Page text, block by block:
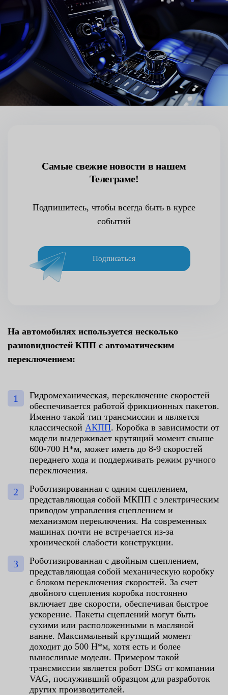
Самые свежие новости в нашем
Телеграме!
Подпишитесь, чтобы всегда быть в курсе
событий
Подписаться
На автомобилях используется несколько
разновидностей КПП с автоматическим
переключением:
Гидромеханическая, переключение скоростей
обеспечивается работой фрикционных пакетов.
Именно такой тип трансмиссии и является
классической АКПП. Коробка в зависимости от
модели выдерживает крутящий момент свыше
600-700 Н*м, может иметь до 8-9 скоростей
переднего хода и поддерживать режим ручного
переключения.
Роботизированная с одним сцеплением,
представляющая собой МКПП с электрическим
приводом управления сцеплением и
механизмом переключения. На современных
машинах почти не встречается из-за
хронической слабости конструкции.
Роботизированная с двойным сцеплением,
представляющая собой механическую коробку
с блоком переключения скоростей. За счет
двойного сцепления коробка постоянно
включает две скорости, обеспечивая быстрое
ускорение. Пакеты сцеплений могут быть
сухими или расположенными в масляной
ванне. Максимальный крутящий момент
доходит до 500 Н*м, хотя есть и более
выносливые модели. Примером такой
трансмиссии является робот DSG от компании
VAG, послуживший образцом для разработок
других производителей.